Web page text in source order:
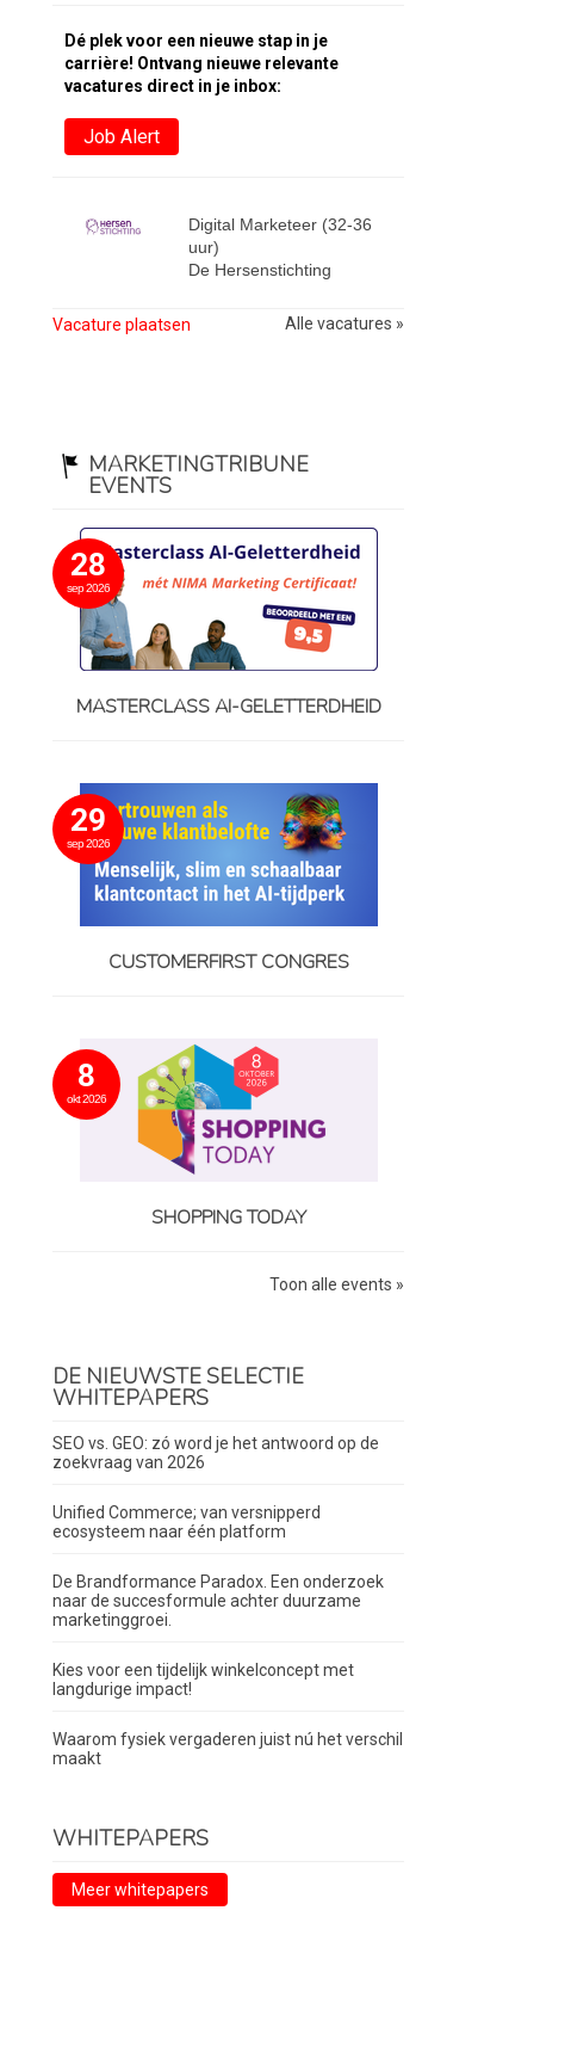
Dé plek voor een nieuwe stap in je
carrière! Ontvang nieuwe relevante
vacatures direct in je inbox:
Job Alert
Digital Marketeer (32-36
uur)
De Hersenstichting
Vacature plaatsen Alle vacatures »
MARKETINGTRIBUNE
EVENTS
28
sep 2026
MASTERCLASS AI-GELETTERDHEID
29
sep 2026
CUSTOMERFIRST CONGRES
8
okt 2026
SHOPPING TODAY
Toon alle events »
DE NIEUWSTE SELECTIE
WHITEPAPERS
SEO vs. GEO: zó word je het antwoord op de
zoekvraag van 2026
Unified Commerce; van versnipperd
ecosysteem naar één platform
De Brandformance Paradox. Een onderzoek
naar de succesformule achter duurzame
marketinggroei.
Kies voor een tijdelijk winkelconcept met
langdurige impact!
Waarom fysiek vergaderen juist nú het verschil
maakt
WHITEPAPERS
Meer whitepapers